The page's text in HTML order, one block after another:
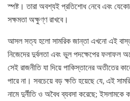
স্পষ্ট। তারা অবশ্যই প্রতিশোধ নেবে এবং
সক্ষমতা অক্ষুণ্ণ রাখবে।
আসল সত্য হলো সামরিক জান্তা এখনো এই
নিজেদের দুর্বলতা এবং ভুল পদক্ষেপের ফলাফল
সেই রাজনীতি যা দিয়ে পাকিস্তানের অতীতের
পারে না। সবচেয়ে বড় ক্ষতি হয়েছে যে, এই
নামে দুর্নীতি ও অবৈধ ব্যবসা করেছে;